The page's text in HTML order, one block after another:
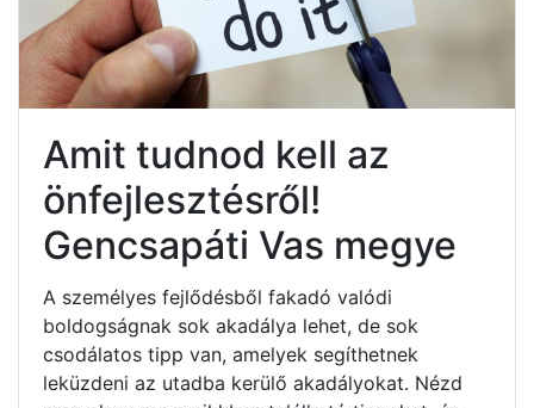
Amit tudnod kell az
önfejlesztésről!
Gencsapáti Vas megye
A személyes fejlődésből fakadó valódi
boldogságnak sok akadálya lehet, de sok
csodálatos tipp van, amelyek segíthetnek
leküzdeni az utadba kerülő akadályokat. Nézd